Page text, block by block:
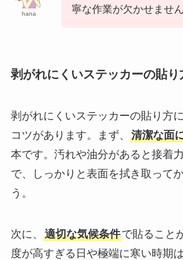
hana
寧な作業が欠かせません
剥がれにくいステッカーの貼り
剥がれにくいステッカーの貼り方
コツがあります。まず、 清潔な面
本です。汚れや油分があると接着
で、しっかりと表面を拭き取って
う。
次に、 適切な気候条件で貼ること
度が高すぎる日や極端に寒い時期